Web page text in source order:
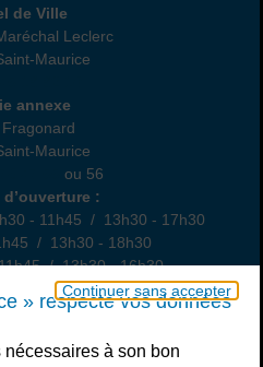
Continuer sans accepter
» respecte vos données
à son bon
Ville
de Ville
Leclerc
Maurice
annexe
Maurice
ou 56
d’ouverture :
- 11h45 / 13h30 - 17h30
/ 13h30 - 18h30
/ 13h30 - 16h30
état civil, sur rendez-vous